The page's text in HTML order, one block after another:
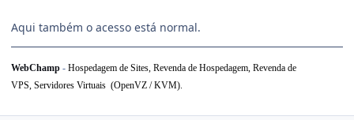
Aqui também o acesso está normal.
WebChamp - Hospedagem de Sites, Revenda de Hospedagem, Revenda de
VPS, Servidores Virtuais (OpenVZ / KVM).